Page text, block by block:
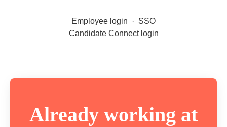
Employee login · SSO
Candidate Connect login
Already working at